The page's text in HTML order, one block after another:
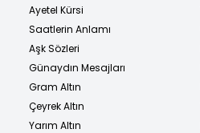
Ayetel Kürsi
Saatlerin Anlamı
Aşk Sözleri
Günaydın Mesajları
Gram Altın
Çeyrek Altın
Yarım Altın